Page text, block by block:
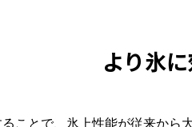
より氷
ることで、氷上性能が従来か